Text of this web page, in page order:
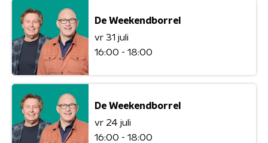
De Weekendborrel
vr 31 juli
16:00 - 18:00
De Weekendborrel
vr 24 juli
16:00 - 18:00